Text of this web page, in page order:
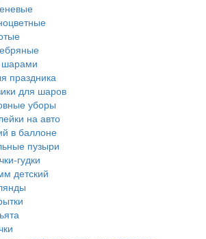
шарами
праздника
для шаров
уборы
на авто
в баллоне
пузыри
гудки
детский